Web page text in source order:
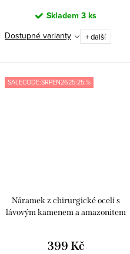
Skladem 3 ks
Dostupné varianty + další
SALECODE:SRPEN2625:25:%
Náramek z chirurgické oceli s
lávovým kamenem a amazonitem
399 Kč